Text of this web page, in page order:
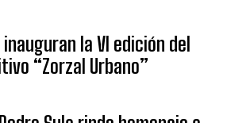
inauguran la VI edición del
“Zorzal Urbano”